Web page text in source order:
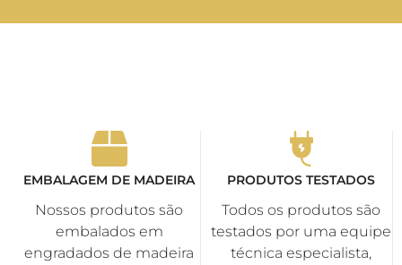
EMBALAGEM DE MADEIRA
Nossos produtos são
embalados em
engradados de madeira
PRODUTOS TESTADOS
Todos os produtos são
testados por uma equipe
técnica especialista,